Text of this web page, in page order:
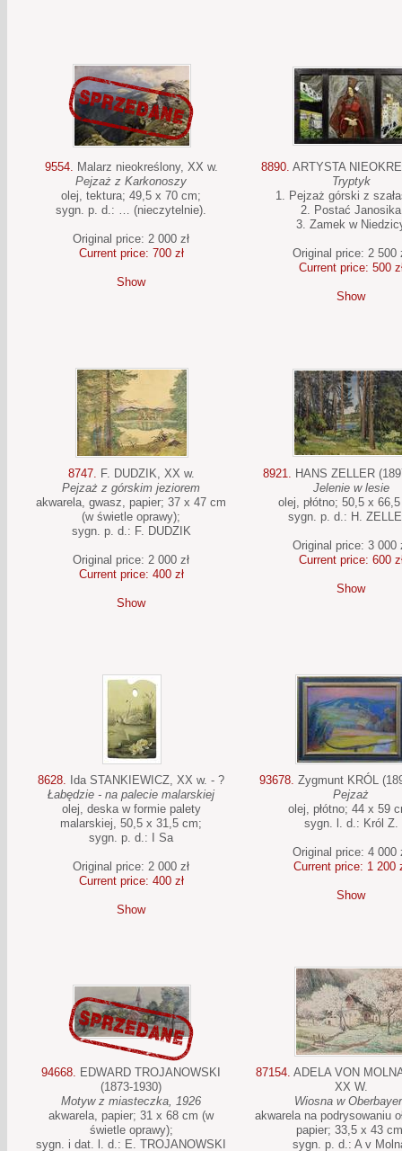
9554. Malarz nieokreślony, XX w.
Pejzaż z Karkonoszy
olej, tektura; 49,5 x 70 cm;
sygn. p. d.: … (nieczytelnie).
Original price: 2 000 zł
Current price: 700 zł
Show
8890. ARTYSTA
Tryptyk
1. Pejzaż górski z
2. Postać Janosika
3. Zamek w
Original price: 2 500
Current price: 500
Show
8747. F. DUDZIK, XX w.
Pejzaż z górskim jeziorem
akwarela, gwasz, papier; 37 x 47 cm
(w świetle oprawy);
sygn. p. d.: F. DUDZIK
Original price: 2 000 zł
Current price: 400 zł
Show
8921. HANS ZELLER
Jelenie w lesie
olej, płótno; 50,5 x
sygn. p. d.: H.
Original price: 3 000
Current price: 600
Show
8628. Ida STANKIEWICZ, XX w. - ?
Łabędzie - na palecie malarskiej
olej, deska w formie palety
malarskiej, 50,5 x 31,5 cm;
sygn. p. d.: I Sa
Original price: 2 000 zł
Current price: 400 zł
Show
93678. Zygmunt KRÓL
Pejzaż
olej, płótno; 44 x 59
sygn. l. d.: Król Z.
Original price: 4 000
Current price: 1 200
Show
94668. EDWARD TROJANOWSKI
(1873-1930)
Motyw z miasteczka, 1926
akwarela, papier; 31 x 68 cm (w
świetle oprawy);
sygn. i dat. l. d.: E. TROJANOWSKI
87154. ADELA VON
XX W.
Wiosna w
akwarela na podrysowaniu
papier; 33,5 x 43
sygn. p. d.: A v